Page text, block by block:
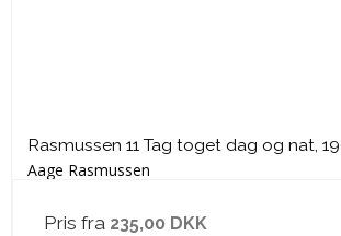
Rasmussen 11 Tag toget dag og nat,
Aage Rasmussen
Pris fra 235,00 DKK